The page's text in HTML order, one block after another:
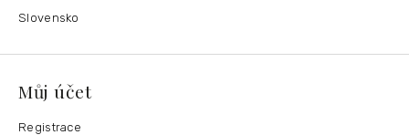
Slovensko
Můj účet
Registrace